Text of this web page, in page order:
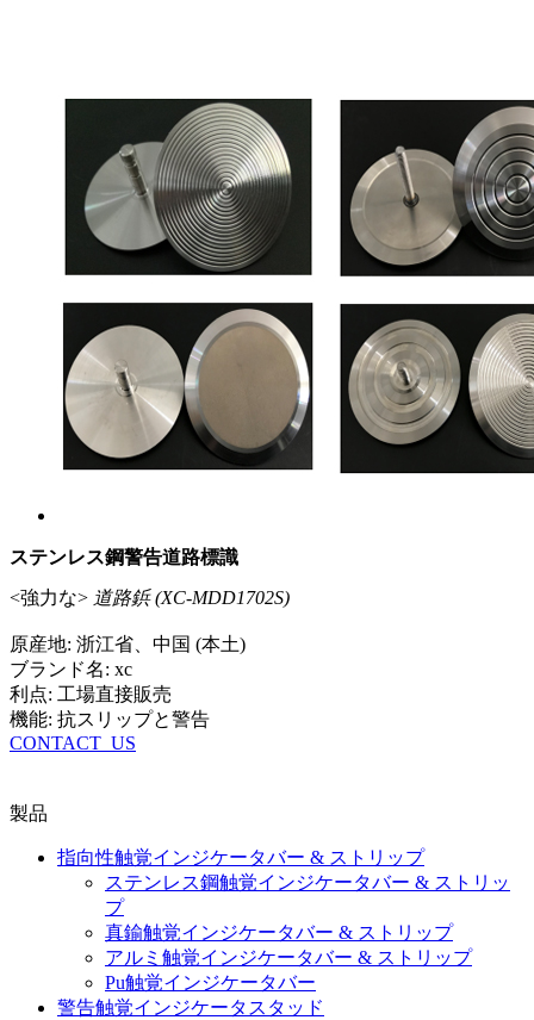
ステンレス鋼警告道路標識
<強力な> 道路鋲 (XC-MDD1702S)
原産地: 浙江省、中国 (本土)
ブランド名: xc
利点: 工場直接販売
機能: 抗スリップと警告
CONTACT_US
製品
指向性触覚インジケータバー & ストリップ
ステンレス鋼触覚インジケータバー & ストリッ
プ
真鍮触覚インジケータバー & ストリップ
アルミ触覚インジケータバー & ストリップ
Pu触覚インジケータバー
警告触覚インジケータスタッド